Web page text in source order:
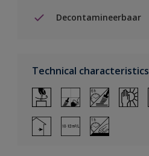
Decontamineerbaar
Technical characteristics